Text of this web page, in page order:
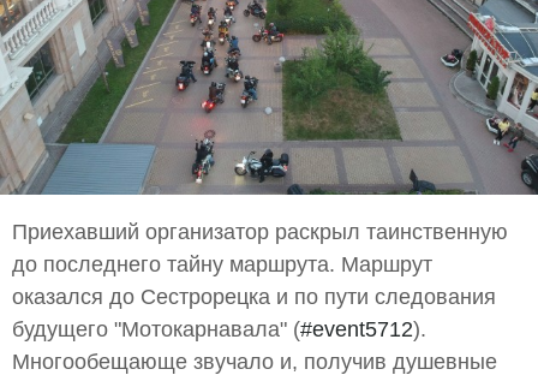
Приехавший организатор раскрыл таинственную
до последнего тайну маршрута. Маршрут
оказался до Сестрорецка и по пути следования
будущего "Мотокарнавала" (#event5712).
Многообещающе звучало и, получив душевные